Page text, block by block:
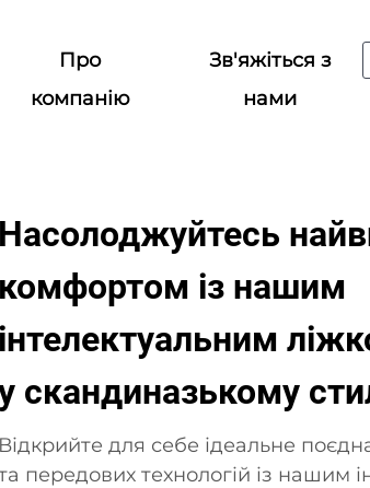
Про
компанію
Зв'яжіться з
нами
Насолоджуйтесь
комфортом із нашим
інтелектуальним
скандиназькому
Відкрийте для себе ідеальне
передових технологій із нашим